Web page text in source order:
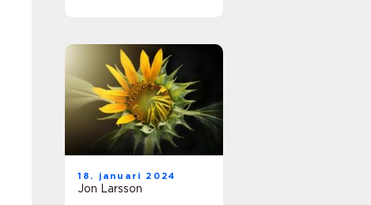
18. januari 2024
Jon Larsson